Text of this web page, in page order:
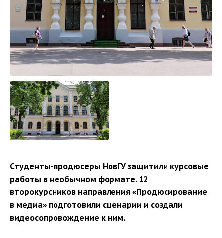
Студенты-продюсеры НовГУ защитили курсовые
работы в необычном формате. 12
второкурсников направления «Продюсирование
в медиа» подготовили сценарии и создали
видеосопровождение к ним.